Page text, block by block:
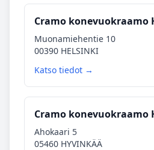
Cramo konevuokraamo
Muonamiehentie 10
00390 HELSINKI
Katso tiedot →
Cramo konevuokraamo
Ahokaari 5
05460 HYVINKÄÄ